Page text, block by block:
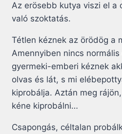
Az erösebb kutya viszi el a
való szoktatás.
Tétlen kéznek az örödög a
Amennyiben nincs
gyermeki-emberi kéznek
olvas és lát, s mi
kiprobálja. Aztán meg
kéne kiprobálni…
Csapongás, céltalan